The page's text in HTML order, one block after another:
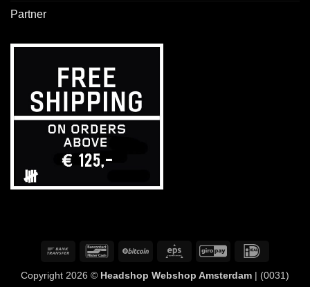
Partner
Banküberweisung
BancontactBitCoin Eps GiroPay
Copyright 2026 © Headshop Webshop Amsterdam | (0031)